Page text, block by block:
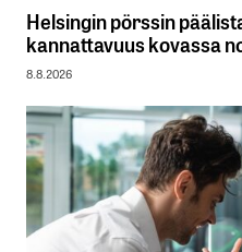
Helsingin pörssin
kannattavuus kovassa
8.8.2026